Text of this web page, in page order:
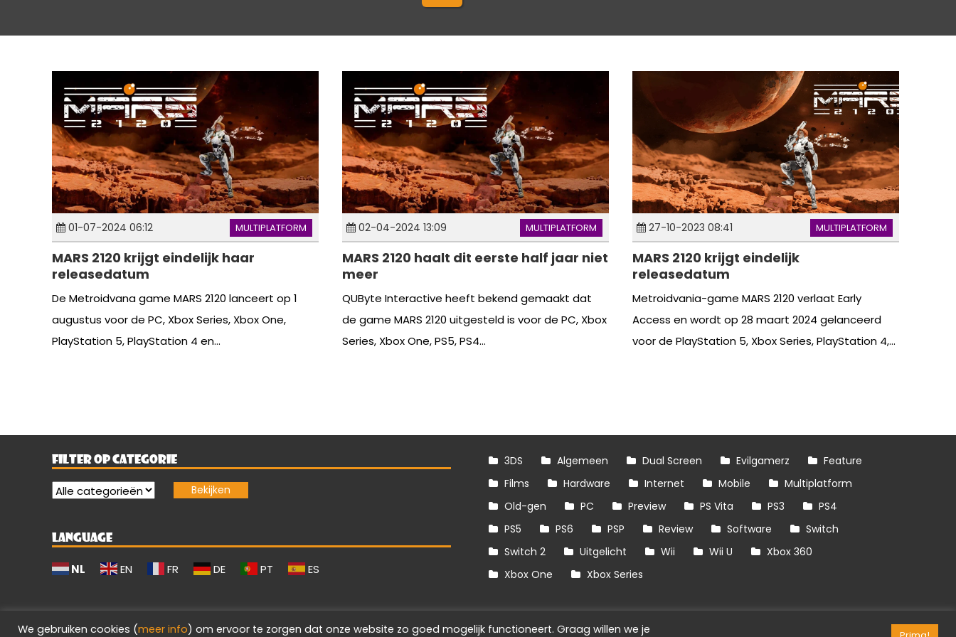
01-07-2024 06:12 MULTIPLATFORM
MARS 2120 krijgt eindelijk haar
releasedatum
De Metroidvana game MARS 2120 lanceert op 1
augustus voor de PC, Xbox Series, Xbox One,
PlayStation 5, PlayStation 4 en...
02-04-2024 13:09 MULTIPLATFORM
MARS 2120 haalt dit eerste half jaar niet
meer
QUByte Interactive heeft bekend gemaakt dat
de game MARS 2120 uitgesteld is voor de PC, Xbox
Series, Xbox One, PS5, PS4...
27-10-2023 08:41 MULTIPLATFORM
MARS 2120 krijgt eindelijk
releasedatum
Metroidvania-game MARS 2120 verlaat Early
Access en wordt op 28 maart 2024 gelanceerd
voor de PlayStation 5, Xbox Series, PlayStation 4,...
FILTER OP CATEGORIE
LANGUAGE
NL EN FR DE PT ES
3DS Algemeen Dual Screen Evilgamerz
Feature
Films
Hardware Internet Mobile
Multiplatform
Old-gen
PC Preview PS Vita PS3
PS4
PS5
PS6 PSP Review Software
Switch
Switch 2
Uitgelicht Wii Wii U
Xbox 360
Xbox One
Xbox Series
We gebruiken cookies (meer info) om ervoor te zorgen dat onze website zo goed mogelijk functioneert. Graag willen we je